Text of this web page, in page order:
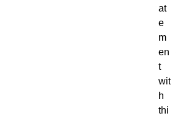
at
e
m
en
t
wit
h
thi